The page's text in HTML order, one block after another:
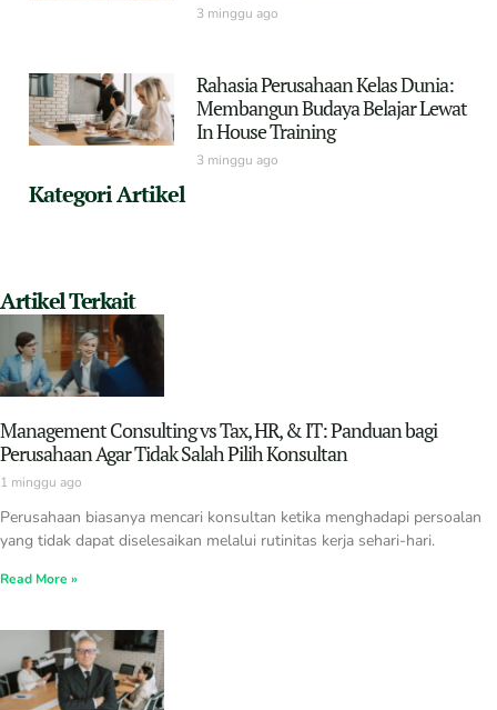
3 minggu ago
Rahasia Perusahaan Kelas Dunia:
Membangun Budaya Belajar Lewat
In House Training
3 minggu ago
Kategori Artikel
Artikel Terkait
Management Consulting vs Tax, HR, & IT: Panduan bagi
Perusahaan Agar Tidak Salah Pilih Konsultan
1 minggu ago
Perusahaan biasanya mencari konsultan ketika menghadapi persoalan
yang tidak dapat diselesaikan melalui rutinitas kerja sehari-hari.
Read More »